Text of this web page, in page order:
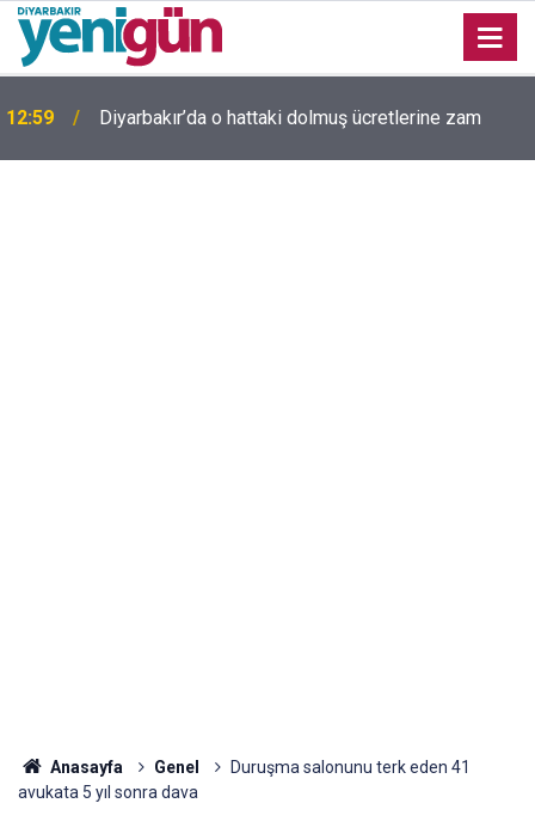
11:58
yeniden gündemde
Anasayfa Genel
Duruşma salonunu terk eden 41
avukata 5 yıl sonra dava